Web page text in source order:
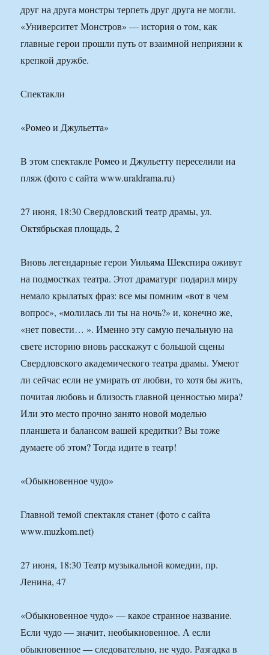
друг на друга монстры терпеть друг друга не могли.
«Университет Монстров» — история о том, как
главные герои прошли путь от взаимной неприязни к
крепкой дружбе.
Спектакли
«Ромео и Джульетта»
В этом спектакле Ромео и Джульетту переселили на
пляж (фото с сайта www.uraldrama.ru)
27 июня, 18:30 Свердловский театр драмы, ул.
Октябрьская площадь, 2
Вновь легендарные герои Уильяма Шекспира оживут
на подмостках театра. Этот драматург подарил миру
немало крылатых фраз: все мы помним «вот в чем
вопрос», «молилась ли ты на ночь?» и, конечно же,
«нет повести… ». Именно эту самую печальную на
свете историю вновь расскажут с большой сцены
Свердловского академического театра драмы. Умеют
ли сейчас если не умирать от любви, то хотя бы жить,
почитая любовь и близость главной ценностью мира?
Или это место прочно занято новой моделью
планшета и балансом вашей кредитки? Вы тоже
думаете об этом? Тогда идите в театр!
«Обыкновенное чудо»
Главной темой спектакля станет (фото с сайта
www.muzkom.net)
27 июня, 18:30 Театр музыкальной комедии, пр.
Ленина, 47
«Обыкновенное чудо» — какое странное название.
Если чудо — значит, необыкновенное. А если
обыкновенное — следовательно, не чудо. Разгадка в